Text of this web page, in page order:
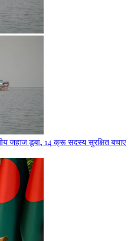
जहाज डूबा, 14 क्रू सदस्य सुरक्षित बचाए